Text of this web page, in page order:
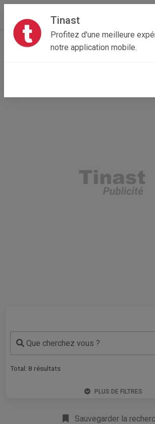
Tinast
Profitez d'une meilleure
notre application mobile.
Accueil Recherche
Île-de-France
Que cherchez vous ?
Total: 8 résultats
PLUS DE FILTRES
Sauvegarder la